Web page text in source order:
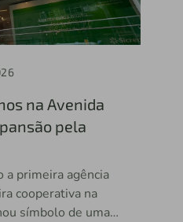
na Avenida
pela
a primeira agência
cooperativa na
símbolo de uma